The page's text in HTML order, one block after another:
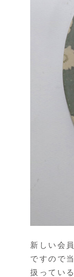
新しい会
ですので
扱ってい